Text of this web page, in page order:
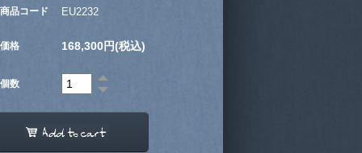
商品コード EU2232
価格 168,300円(税込)
個数